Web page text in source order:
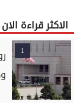
الاكثر قراءة الان
1